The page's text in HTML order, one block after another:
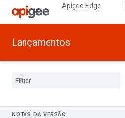
Apigee Edge
Lançamentos
NOTAS DA VERSÃO